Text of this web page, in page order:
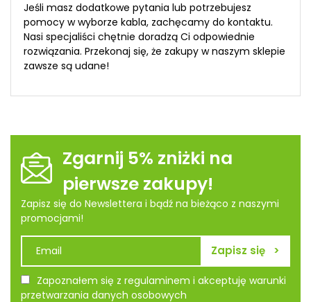
Jeśli masz dodatkowe pytania lub potrzebujesz
pomocy w wyborze kabla, zachęcamy do kontaktu.
Nasi specjaliści chętnie doradzą Ci odpowiednie
rozwiązania. Przekonaj się, że zakupy w naszym sklepie
zawsze są udane!
Zgarnij 5% zniżki na
pierwsze zakupy!
Zapisz się do Newslettera i bądź na bieżąco z naszymi
promocjami!
Zapoznałem się z regulaminem i akceptuję warunki
przetwarzania danych osobowych